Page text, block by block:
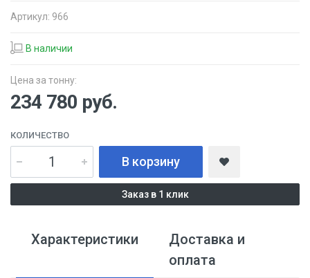
Артикул: 966
В наличии
Цена за тонну:
234 780 руб.
КОЛИЧЕСТВО
В корзину
Заказ в 1 клик
Характеристики
Доставка и
оплата